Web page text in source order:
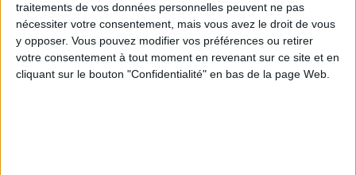
traitements de vos données personnelles peuvent ne pas
nécessiter votre consentement, mais vous avez le droit de vous
y opposer. Vous pouvez modifier vos préférences ou retirer
votre consentement à tout moment en revenant sur ce site et en
cliquant sur le bouton "Confidentialité" en bas de la page Web.